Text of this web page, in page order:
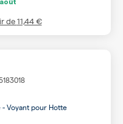
de11,44 €
Voyant pour Hotte